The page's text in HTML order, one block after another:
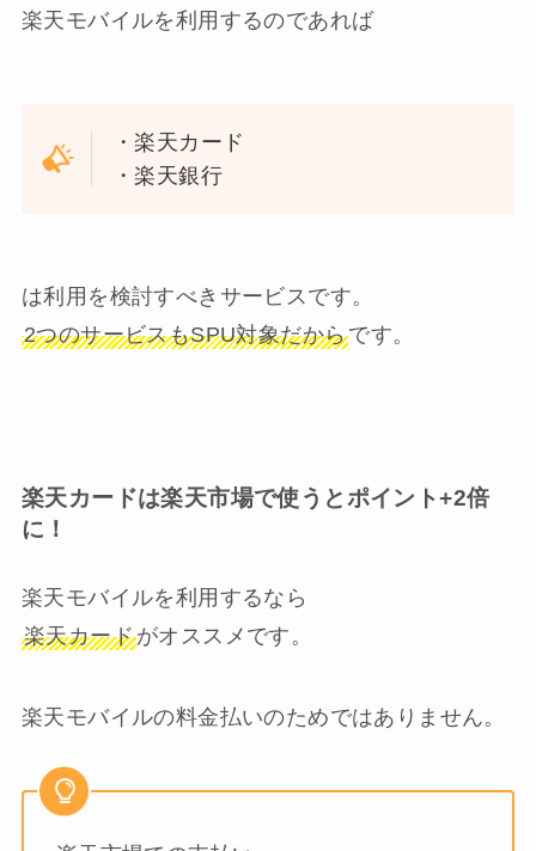
楽天モバイルを利用するのであれば
・楽天カード
・楽天銀行
は利用を検討すべきサービスです。
2つのサービスもSPU対象だからです。
楽天カードは楽天市場で使うとポイント+2倍
に！
楽天モバイルを利用するなら
楽天カードがオススメです。
楽天モバイルの料金払いのためではありません。